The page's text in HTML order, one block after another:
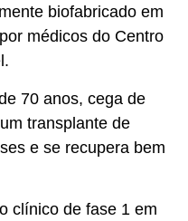
biofabricado em
médicos do Centro
70 anos, cega de
transplante de
e se recupera bem
clínico de fase 1 em